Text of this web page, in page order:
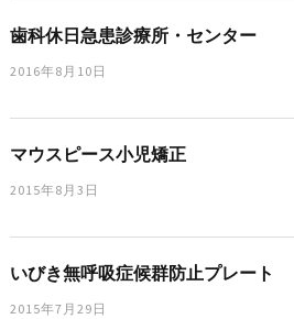
歯科休日急患診療所・センター
2016年8月10日
マウスピース小児矯正
2015年8月3日
いびき無呼吸症候群防止プレート
2015年7月29日